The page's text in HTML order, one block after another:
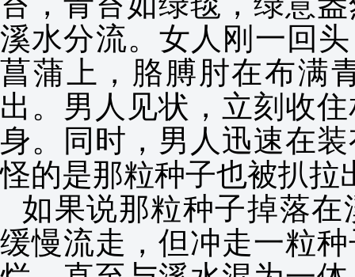
溪水分流。女人刚一回
菖蒲上，胳膊肘在布满
出。男人见状，立刻收
身。同时，男人迅速在
怪的是那粒种子也被扒拉
如果说那粒种子掉落
缓慢流走，但冲走一粒